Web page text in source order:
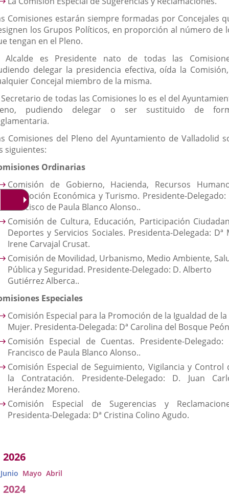
Comisiones estarán siempre formadas por Concejales
los Grupos Políticos, en proporción al número de
tengan en el Pleno.
Alcalde es Presidente nato de todas las
delegar la presidencia efectiva, oída la
Concejal miembro de la misma.
Secretario de todas las Comisiones lo es el del
pudiendo delegar o ser sustituido de
Comisiones del Pleno del Ayuntamiento de Valladolid
siguientes:
Ordinarias
Comisión de Gobierno, Hacienda, Recursos
Promoción Económica y Turismo. Presidente-Delegado:
Francisco de Paula Blanco Alonso..
Comisión de Cultura, Educación, Participación
Deportes y Servicios Sociales. Presidenta-Delegada: Dª
Irene Carvajal Crusat.
Comisión de Movilidad, Urbanismo, Medio Ambiente,
Pública y Seguridad. Presidente-Delegado: D. Alberto
Gutiérrez Alberca..
Especiales
Comisión Especial para la Promoción de la Igualdad de la
Mujer. Presidenta-Delegada: Dª Carolina del Bosque
Comisión Especial de Cuentas. Presidente-Delegado:
Francisco de Paula Blanco Alonso..
Comisión Especial de Seguimiento, Vigilancia y Control
la Contratación. Presidente-Delegado: D. Juan
Herández Moreno.
Comisión Especial de Sugerencias y
Presidenta-Delegada: Dª Cristina Colino Agudo.
2026
Junio Mayo Abril
2024